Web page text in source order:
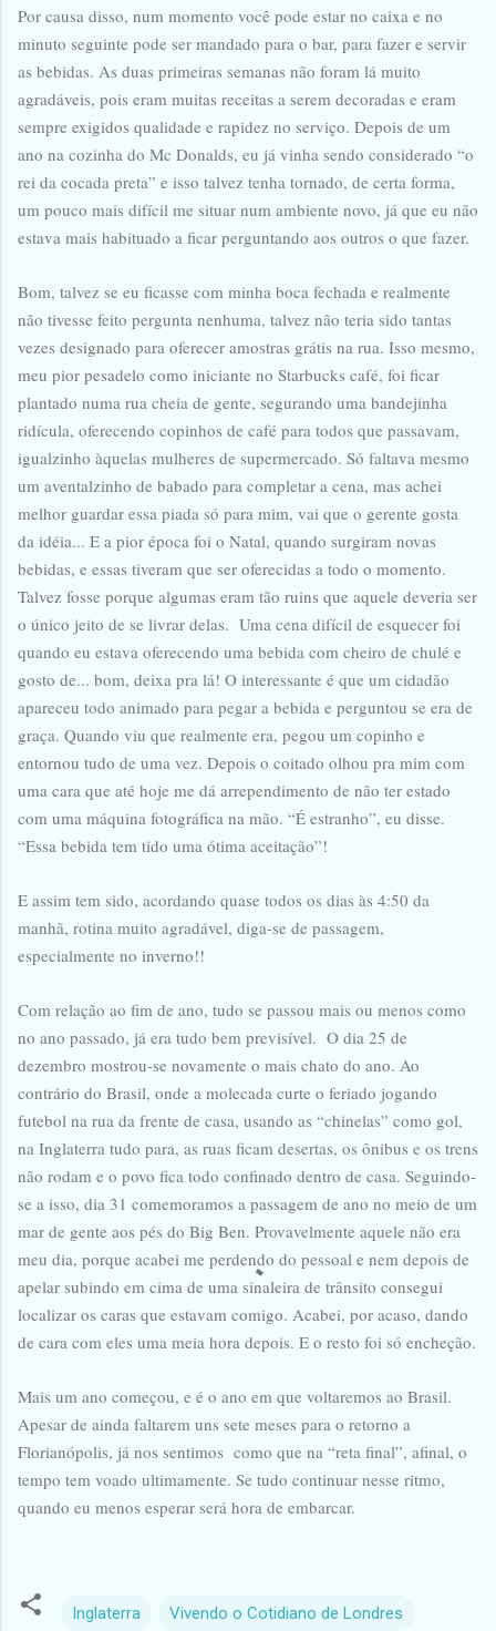
Por causa disso, num momento você pode estar no caixa e no
minuto seguinte pode ser mandado para o bar, para fazer e servir
as bebidas. As duas primeiras semanas não foram lá muito
agradáveis, pois eram muitas receitas a serem decoradas e eram
sempre exigidos qualidade e rapidez no serviço. Depois de um
ano na cozinha do Mc Donalds, eu já vinha sendo considerado “o
rei da cocada preta” e isso talvez tenha tornado, de certa forma,
um pouco mais difícil me situar num ambiente novo, já que eu não
estava mais habituado a ficar perguntando aos outros o que fazer.
Bom, talvez se eu ficasse com minha boca fechada e realmente
não tivesse feito pergunta nenhuma, talvez não teria sido tantas
vezes designado para oferecer amostras grátis na rua. Isso mesmo,
meu pior pesadelo como iniciante no Starbucks café, foi ficar
plantado numa rua cheia de gente, segurando uma bandejinha
ridícula, oferecendo copinhos de café para todos que passavam,
igualzinho àquelas mulheres de supermercado. Só faltava mesmo
um aventalzinho de babado para completar a cena, mas achei
melhor guardar essa piada só para mim, vai que o gerente gosta
da idéia... E a pior época foi o Natal, quando surgiram novas
bebidas, e essas tiveram que ser oferecidas a todo o momento.
Talvez fosse porque algumas eram tão ruins que aquele deveria ser
o único jeito de se livrar delas. Uma cena difícil de esquecer foi
quando eu estava oferecendo uma bebida com cheiro de chulé e
gosto de... bom, deixa pra lá! O interessante é que um cidadão
apareceu todo animado para pegar a bebida e perguntou se era de
graça. Quando viu que realmente era, pegou um copinho e
entornou tudo de uma vez. Depois o coitado olhou pra mim com
uma cara que até hoje me dá arrependimento de não ter estado
com uma máquina fotográfica na mão. “É estranho”, eu disse.
“Essa bebida tem tido uma ótima aceitação”!
E assim tem sido, acordando quase todos os dias às 4:50 da
manhã, rotina muito agradável, diga-se de passagem,
especialmente no inverno!!
Com relação ao fim de ano, tudo se passou mais ou menos como
no ano passado, já era tudo bem previsível. O dia 25 de
dezembro mostrou-se novamente o mais chato do ano. Ao
contrário do Brasil, onde a molecada curte o feriado jogando
futebol na rua da frente de casa, usando as “chinelas” como gol,
na Inglaterra tudo para, as ruas ficam desertas, os ônibus e os trens
não rodam e o povo fica todo confinado dentro de casa. Seguindo-
se a isso, dia 31 comemoramos a passagem de ano no meio de um
mar de gente aos pés do Big Ben. Provavelmente aquele não era
meu dia, porque acabei me perdendo do pessoal e nem depois de
apelar subindo em cima de uma sinaleira de trânsito consegui
localizar os caras que estavam comigo. Acabei, por acaso, dando
de cara com eles uma meia hora depois. E o resto foi só encheção.
Mais um ano começou, e é o ano em que voltaremos ao Brasil.
Apesar de ainda faltarem uns sete meses para o retorno a
Florianópolis, já nos sentimos como que na “reta final”, afinal, o
tempo tem voado ultimamente. Se tudo continuar nesse ritmo,
quando eu menos esperar será hora de embarcar.
Inglaterra Vivendo o Cotidiano de Londres